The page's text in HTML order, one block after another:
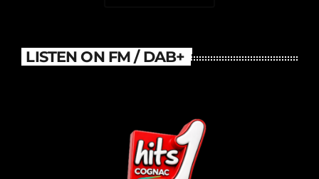
LISTEN ON FM / DAB+